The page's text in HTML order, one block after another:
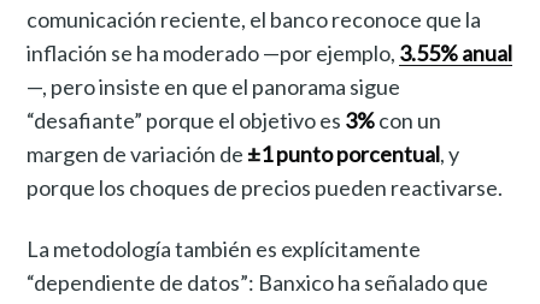
comunicación reciente, el banco reconoce que la
inflación se ha moderado —por ejemplo, 3.55% anual
—, pero insiste en que el panorama sigue
“desafiante” porque el objetivo es 3%con un
margen de variación de ±1 punto porcentual, y
porque los choques de precios pueden reactivarse.
La metodología también es explícitamente
“dependiente de datos”: Banxico ha señalado que